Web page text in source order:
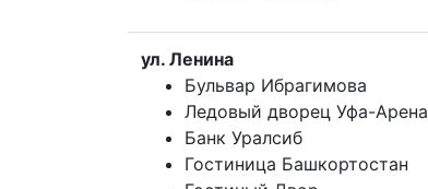
ул. Ленина
Бульвар Ибрагимова
Ледовый дворец Уфа-Арена
Банк Уралсиб
Гостиница Башкортостан